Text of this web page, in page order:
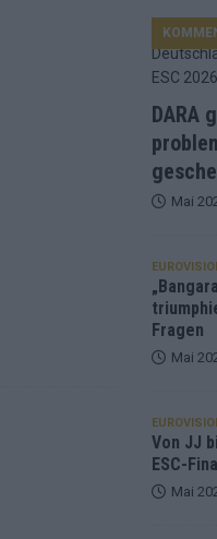
Acts im
– das Fazit zum
Zypern
auf viele
– das
DARA
Mai
Fragen
Mai
Von JJ
ESC-
Mai